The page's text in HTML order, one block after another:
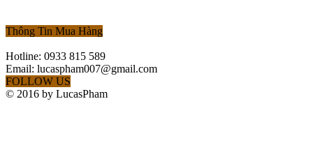
Thông Tin Mua Hàng
Hotline: 0933 815 589
Email: lucaspham007@gmail.com
FOLLOW US
© 2016 by LucasPham